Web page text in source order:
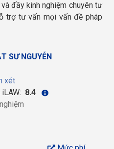
đầy kinh nghiệm chuyên tư
trợ tư vấn mọi vấn đề pháp
SƯ NGUYỄN
xét
8.4